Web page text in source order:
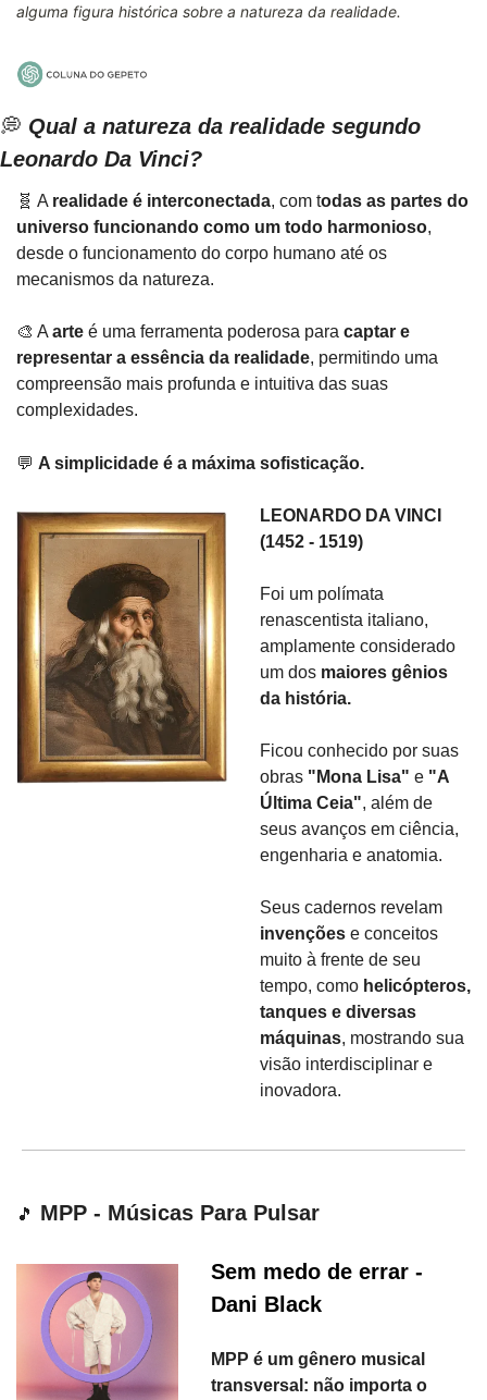
alguma figura histórica sobre a natureza da realidade.
💭 Qual a natureza da realidade segundo
Leonardo Da Vinci?
🧬 A realidade é interconectada, com todas as partes do
universo funcionando como um todo harmonioso,
desde o funcionamento do corpo humano até os
mecanismos da natureza.
🎨 A arte é uma ferramenta poderosa para captar e
representar a essência da realidade, permitindo uma
compreensão mais profunda e intuitiva das suas
complexidades.
💬 A simplicidade é a máxima sofisticação.
LEONARDO DA VINCI
(1452 - 1519)
Foi um polímata
renascentista italiano,
amplamente considerado
um dos maiores gênios
da história.
Ficou conhecido por suas
obras "Mona Lisa" e "A
Última Ceia", além de
seus avanços em ciência,
engenharia e anatomia.
Seus cadernos revelam
invenções e conceitos
muito à frente de seu
tempo, como helicópteros,
tanques e diversas
máquinas, mostrando sua
visão interdisciplinar e
inovadora.
🎵 MPP - Músicas Para Pulsar
Sem medo de errar -
Dani Black
MPP é um gênero musical
transversal: não importa o